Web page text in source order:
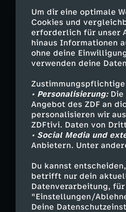
Um dir eine optimale
Cookies und
erforderlich für unser
hinaus Informationen
ohne deine
verwenden deine
• Personalisierung:Die
Angebot des ZDF an
personalisieren wir
ZDFtivi. Daten von
• Social Media und
Anbietern. Unter
Du kannst
betrifft nur dein
Datenverarbeitung,
"Einstellungen/
Deine
Agenten.
Social Media
laut Ermittlern
Russland. Die
Schatten.
Kleine
Die Aufgaben
Tarnung. Doch
ableiten –
Wege. Genau